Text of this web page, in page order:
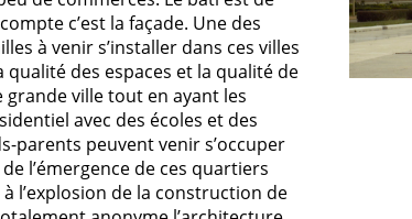
c’est la façade. Une des
à venir s’installer dans ces villes
qualité des espaces et la qualité de
grande ville tout en ayant les
avec des écoles et des
parents peuvent venir s’occuper
l’émergence de ces quartiers
l’explosion de la construction de